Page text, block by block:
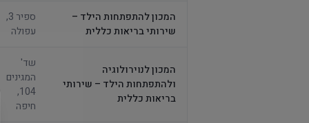
המכון להתפתחות הילד –
שירותי בריאות כללית
ספיר 3,
עפולה
המכון לנוירולוגיה
ולהתפתחות הילד – שירותי
בריאות כללית
שד'
המגינים
104,
חיפה